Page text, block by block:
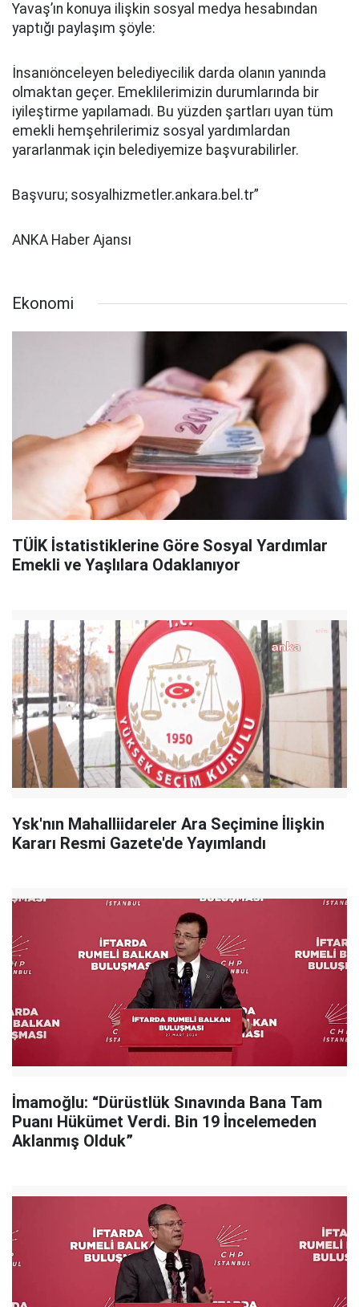
Yavaş’ın konuya ilişkin sosyal medya hesabından
yaptığı paylaşım şöyle:
İnsanıönceleyen belediyecilik darda olanın yanında
olmaktan geçer. Emeklilerimizin durumlarında bir
iyileştirme yapılamadı. Bu yüzden şartları uyan tüm
emekli hemşehrilerimiz sosyal yardımlardan
yararlanmak için belediyemize başvurabilirler.
Başvuru; sosyalhizmetler.ankara.bel.tr”
ANKA Haber Ajansı
Ekonomi
TÜİK İstatistiklerine Göre Sosyal Yardımlar
Emekli ve Yaşlılara Odaklanıyor
Ysk'nın Mahalliidareler Ara Seçimine İlişkin
Kararı Resmi Gazete'de Yayımlandı
İmamoğlu: “Dürüstlük Sınavında Bana Tam
Puanı Hükümet Verdi. Bin 19 İncelemeden
Aklanmış Olduk”